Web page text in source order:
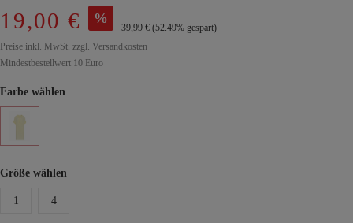
19,00 € %
39,99 €(52.49% gespart)
Preise inkl. MwSt. zzgl. Versandkosten
Mindestbestellwert 10 Euro
Farbe wählen
Größe wählen
1 4